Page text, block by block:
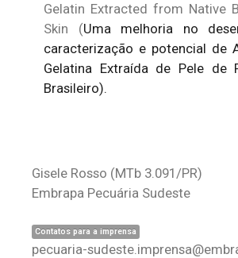
Gelatin Extracted from Native
Skin (Uma melhoria no
caracterização e potencial de
Gelatina Extraída de Pele de
Brasileiro).
Gisele Rosso (MTb 3.091/PR)
Embrapa Pecuária Sudeste
Contatos para a imprensa
pecuaria-